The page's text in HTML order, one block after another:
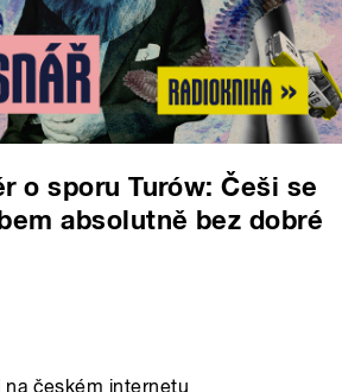
o sporu Turów: Češi se
absolutně bez dobré
na českém internetu